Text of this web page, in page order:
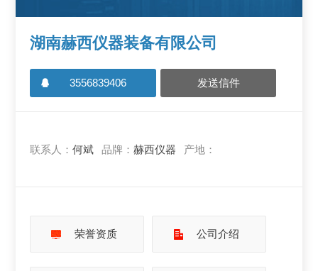
湖南赫西仪器装备有限公司
3556839406 发送信件
联系人：何斌 品牌：赫西仪器 产地：
荣誉资质 公司介绍